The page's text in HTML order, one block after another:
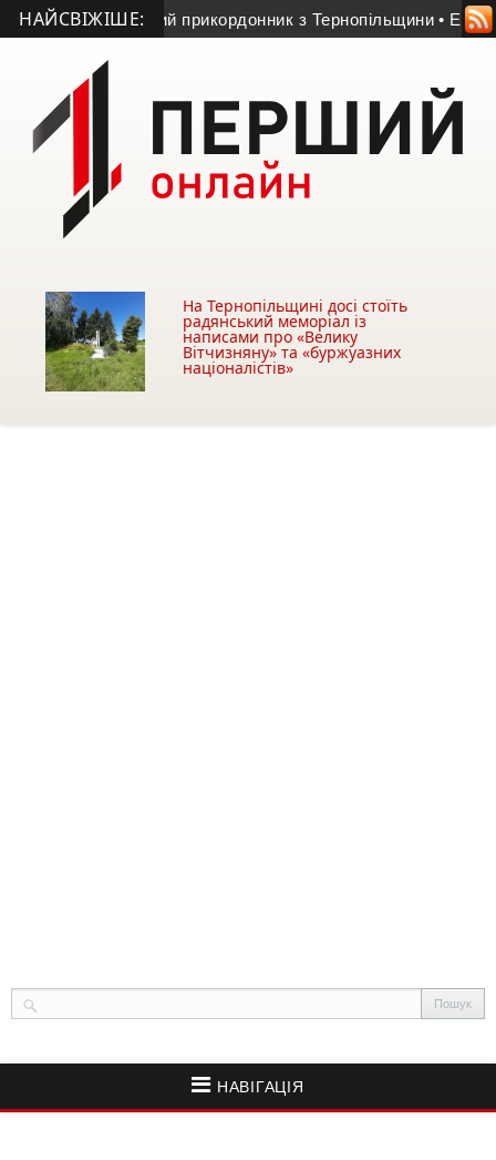
НАЙСВІЖІШЕ:
помер 23-річний прикордонник з Тернопільщини •
На Тернопільщині досі стоїть
радянський меморіал із
написами про «Велику
Вітчизняну» та «буржуазних
націоналістів»
НАВІГАЦІЯ